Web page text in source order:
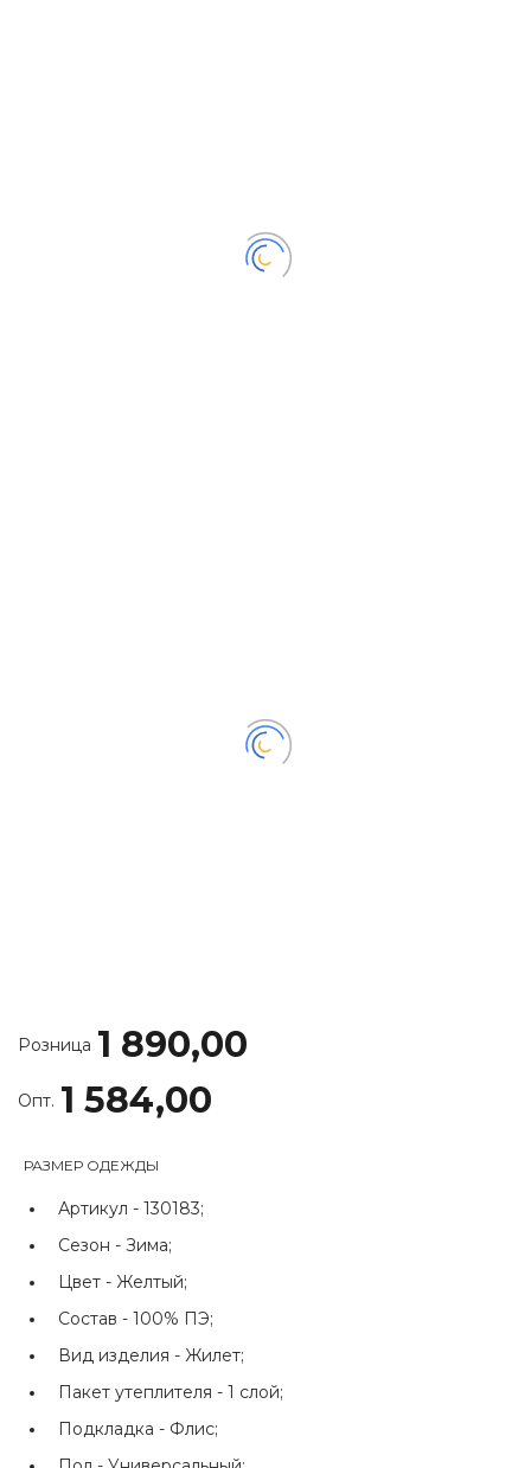
Розница 1 890,00
Опт. 1 584,00
РАЗМЕР ОДЕЖДЫ
Артикул - 130183;
Сезон - Зима;
Цвет - Желтый;
Состав - 100% ПЭ;
Вид изделия - Жилет;
Пакет утеплителя - 1 слой;
Подкладка - Флис;